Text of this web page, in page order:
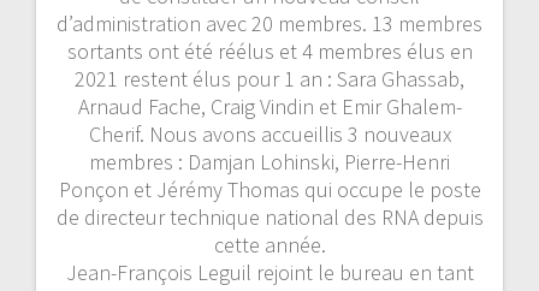
d’administration avec 20 membres. 13 membres
sortants ont été réélus et 4 membres élus en
2021 restent élus pour 1 an : Sara Ghassab,
Arnaud Fache, Craig Vindin et Emir Ghalem-
Cherif. Nous avons accueillis 3 nouveaux
membres : Damjan Lohinski, Pierre-Henri
Ponçon et Jérémy Thomas qui occupe le poste
de directeur technique national des RNA depuis
cette année.
Jean-François Leguil rejoint le bureau en tant